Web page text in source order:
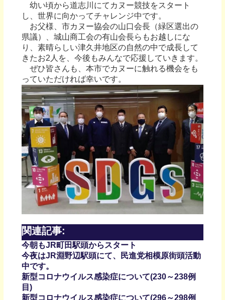
幼い頃から道志川にてカヌー競技をスタート
し、世界に向かってチャレンジ中です。
お父様、市カヌー協会の山口会長（緑区選出の
県議）、城山商工会の有山会長らもお越しにな
り、素晴らしい津久井地区の自然の中で成長して
きたお2人を、今後もみんなで応援していきます。
ぜひ皆さんも、本市でカヌーに触れる機会をも
っていただければ幸いです。
関連記事:
今朝もJR町田駅頭からスタート
今夜はJR淵野辺駅頭にて、民進党相模原街頭活動
中です。
新型コロナウイルス感染症について(230～238例
目)
新型コロナウイルス感染症について(296～298例